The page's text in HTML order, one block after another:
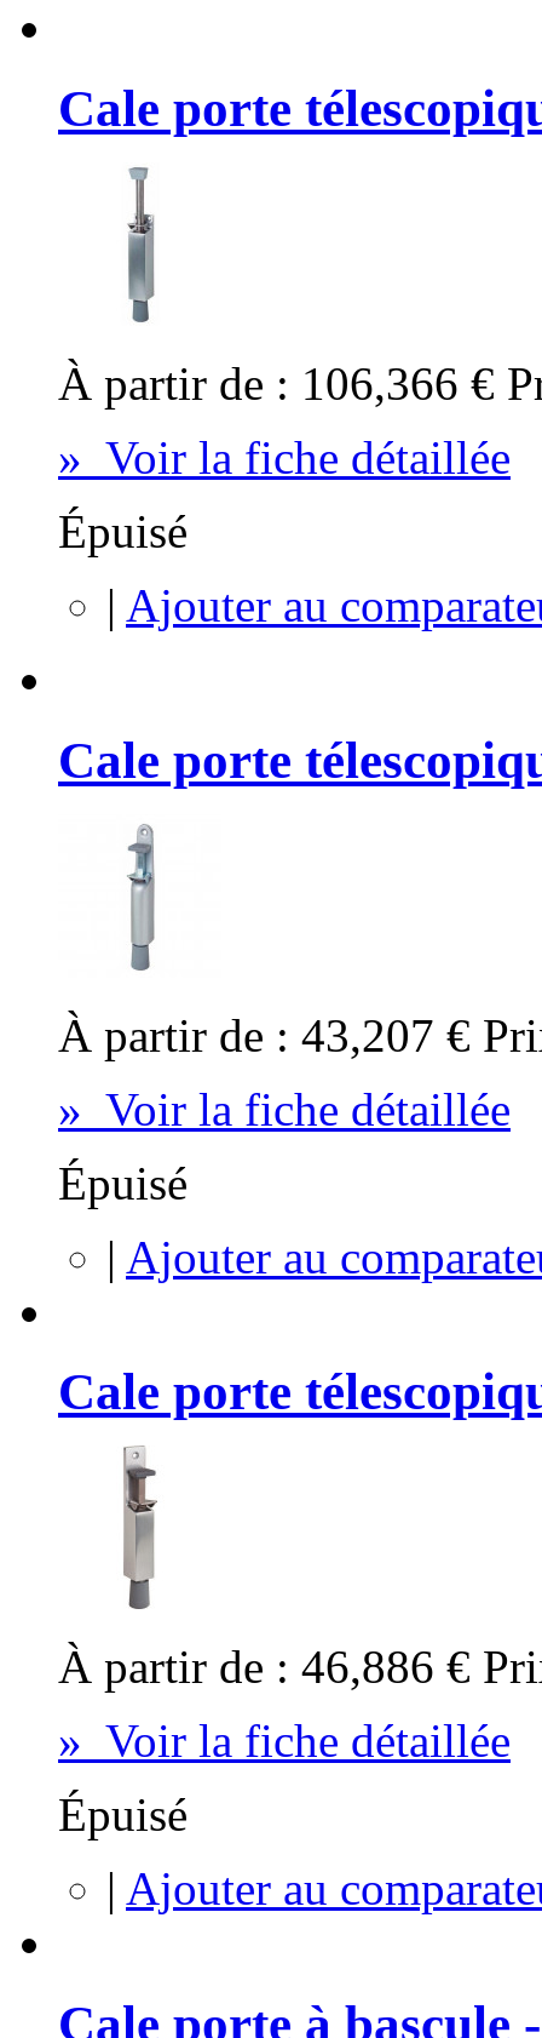
Cale porte
À partir de : 106,366 €
» Voir la fiche détaillée
Épuisé
| Ajouter au
Cale porte
À partir de : 43,207 €
» Voir la fiche détaillée
Épuisé
| Ajouter au
Cale porte
À partir de : 46,886 €
» Voir la fiche détaillée
Épuisé
| Ajouter au
Cale porte à bascule